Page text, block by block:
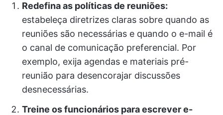
Redefina as políticas de reuniões:
estabeleça diretrizes claras sobre quando as
reuniões são necessárias e quando o e-mail é
o canal de comunicação preferencial. Por
exemplo, exija agendas e materiais pré-
reunião para desencorajar discussões
desnecessárias.
Treine os funcionários para escrever e-